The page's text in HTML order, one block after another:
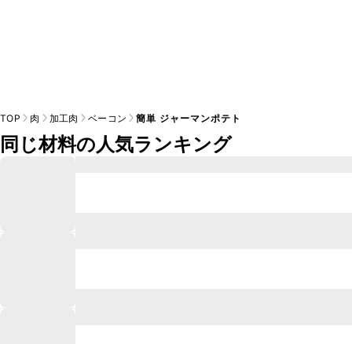
TOP 肉 加工肉 ベーコン 簡単 ジャーマンポテト
同じ材料の人気ランキング